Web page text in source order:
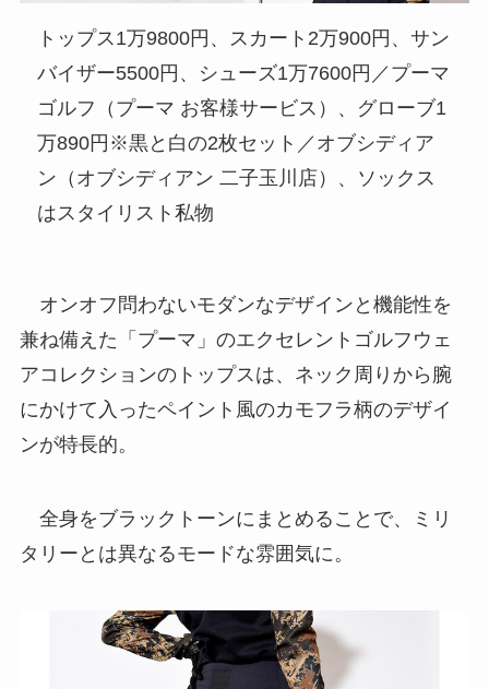
トップス1万9800円、スカート2万900円、サン
バイザー5500円、シューズ1万7600円／プーマ
ゴルフ（プーマ お客様サービス）、グローブ1
万890円※黒と白の2枚セット／オブシディア
ン（オブシディアン 二子玉川店）、ソックス
はスタイリスト私物
オンオフ問わないモダンなデザインと機能性を
兼ね備えた「プーマ」のエクセレントゴルフウェ
アコレクションのトップスは、ネック周りから腕
にかけて入ったペイント風のカモフラ柄のデザイ
ンが特長的。
全身をブラックトーンにまとめることで、ミリ
タリーとは異なるモードな雰囲気に。